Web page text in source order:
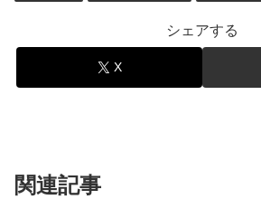
シェアする
X
関連記事